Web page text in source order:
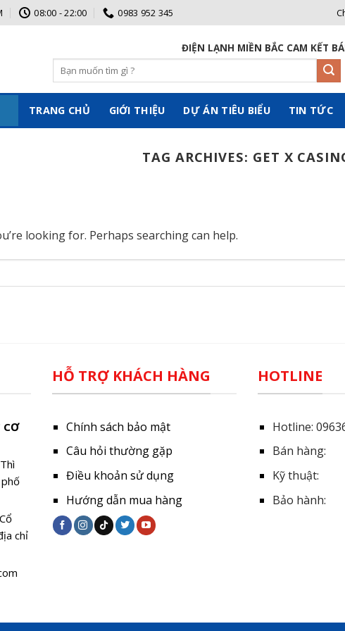
08:00 - 22:00 0983 952 345
ĐIỆN LẠNH MIỀN BẮC CAM KẾT
Tìm
kiếm:
TRANG CHỦ GIỚI THIỆU DỰ ÁN TIÊU BIỂU TIN TỨC
TAG ARCHIVES: GET X
looking for. Perhaps searching can help.
CƠ
chỉ
HỖ TRỢ KHÁCH HÀNG
Chính sách bảo mật
Câu hỏi thường gặp
Điều khoản sử dụng
Hướng dẫn mua hàng
HOTLINE
Hotline:
Bán hàng:
Kỹ thuật:
Bảo hành: